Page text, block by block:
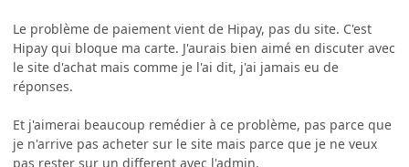
Le problème de paiement vient de Hipay, pas du site. C'est
Hipay qui bloque ma carte. J'aurais bien aimé en discuter avec
le site d'achat mais comme je l'ai dit, j'ai jamais eu de
réponses.
Et j'aimerai beaucoup remédier à ce problème, pas parce que
je n'arrive pas acheter sur le site mais parce que je ne veux
pas rester sur un different avec l'admin.